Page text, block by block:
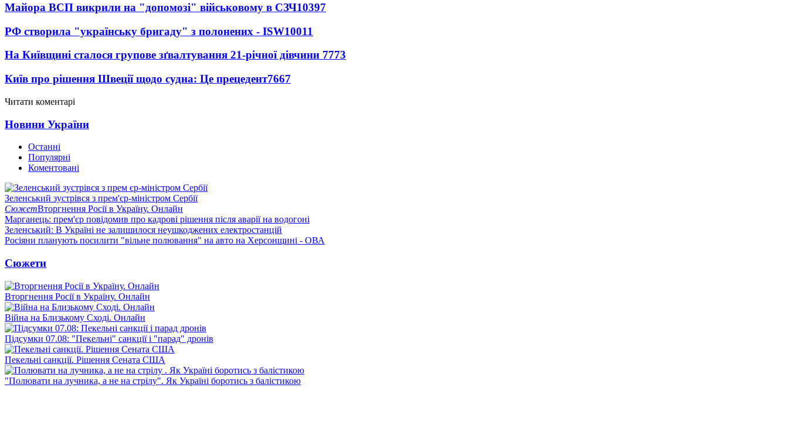
Майора ВСП викрили на "допомозі" військовому в СЗЧ10397
РФ створила "українську бригаду" з полонених - ISW10011
На Київщині сталося групове зґвалтування 21-річної дівчини 7773
Київ про рішення Швеції щодо судна: Це прецедент7667
Читати коментарі
Новини України
Останні
Популярні
Коментовані
Зеленський зустрівся з прем'єр-міністром Сербії
СюжетВторгнення Росії в Україну. Онлайн
Марганець: прем'єр повідомив про кадрові рішення після аварії на водогоні
Зеленський: В Україні не залишилося неушкоджених електростанцій
Росіяни планують посилити "вільне полювання" на авто на Херсонщині - ОВА
Сюжети
Вторгнення Росії в Україну. Онлайн
Війна на Близькому Сході. Онлайн
Підсумки 07.08: "Пекельні" санкції і "парад" дронів
Пекельні санкції. Рішення Сената США
"Полювати на лучника, а не на стрілу". Як Україні боротись з балістикою